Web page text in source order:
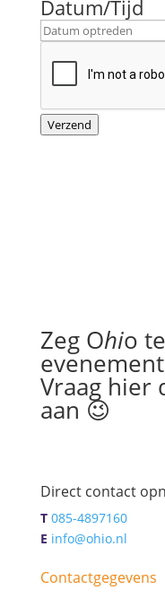
b
e
r
h
t
Datum/Tijd
Verzend
Zeg Ohio
Vraag hier
aan 😉
Direct contact
T 085-4897160
E info@ohio.nl
Contactgegevens